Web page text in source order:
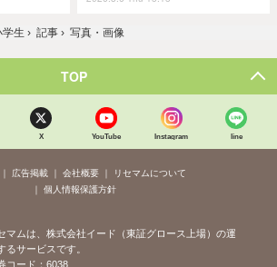
学生 › 記事 › 写真・画像
TOP
X YouTube Instagram line
広告掲載 会社概要
リセマムについて
個人情報保護方針
マムは、株式会社イード（東証グロース上場）の運
るサービスです。
コード：6038